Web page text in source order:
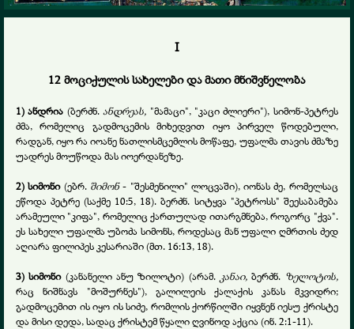
I
12 მოციქულის სახელები და მათი მნიშვნელობა
1) ანდრია (ბერძნ.ანდრეას, "მამაცი", "კაცი ძლიერი"), სიმონ-პეტრეს
ძმა, რომელიც გადმოცემის მიხედვით იყო პირველ წოდებული,
რადგან, იყო რა იოანე ნათლისმცემლის მოწაფე, უფალმა თავის ძმაზე
უადრეს მოუწოდა მას იოერდანეზე.
2) სიმონი(ებრ. შიმონ- "შესმენილი" ლოცვაში), იონას ძე, რომელსაც
ეწოდა პეტრე (საქმე 10:5, 18). ბერძნ. სიტყვა "პეტროსს" შეესაბამება
არამეული "კიფა", რომელიც ქართულად ითარგმნება, როგორც "ქვა".
ეს სახელი უფალმა უბოძა სიმონს, როდესაც მან უფალი ღმრთის ძედ
აღიარა ფილიპეს კესარიაში (მთ. 16:13, 18).
3) სიმონი(კანანელი ანუ ზილოტი) (არამ. კანაი,ბერძნ. ზელოტოს,
რაც ნიშნავს "მოშურნეს"), გალილეის ქალაქის კანას მკვიდრი;
გადმოცემით ის იყო ის სიძე, რომლის ქორწილში იყვნენ იესუ ქრისტე
და მისი დედა, სადაც ქრისტემ წყალი ღვინოდ აქცია (ინ. 2:1-11).